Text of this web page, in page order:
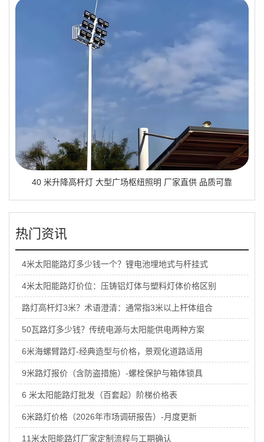
40 米升降高杆灯 大型广场枢纽照明 厂家直供 品质可靠
热门资讯
4米太阳能路灯多少钱一个？锂电池埋地式与杆挂式
4米太阳能路灯价位：压铸铝灯体与塑料灯体价格区别
路灯高杆灯3米？术语澄清：通常指3米以上杆体组合
50瓦路灯多少钱？传统电源与太阳能供电两种方案
6米海螺臂路灯-经典造型与价格，景观化道路适用
9米路灯报价（含防盗措施）-螺栓保护与箱体锁具
6 米太阳能路灯批发（百套起）阶梯价格表
6米路灯价格（2026年市场调研报告）-月度更新
11米太阳能路灯厂家定制流程与工期确认